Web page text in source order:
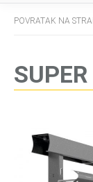
POVRATAK NA